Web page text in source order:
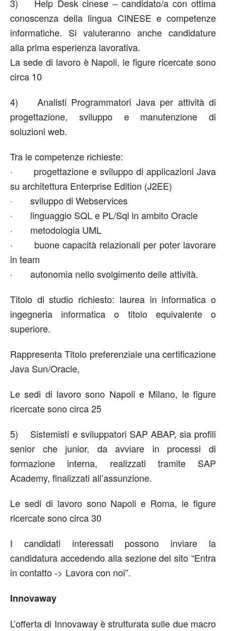
3) Help Desk cinese – candidato/a con ottima
conoscenza della lingua CINESE e competenze
informatiche. Si valuteranno anche candidature
alla prima esperienza lavorativa.
La sede di lavoro è Napoli, le figure ricercate sono
circa 10
4) Analisti Programmatori Java per attività di
progettazione, sviluppo e manutenzione di
soluzioni web.
Tra le competenze richieste:
· progettazione e sviluppo di applicazioni Java
su architettura Enterprise Edition (J2EE)
· sviluppo di Webservices
· linguaggio SQL e PL/Sql in ambito Oracle
· metodologia UML
· buone capacità relazionali per poter lavorare
in team
· autonomia nello svolgimento delle attività.
Titolo di studio richiesto: laurea in informatica o
ingegneria informatica o titolo equivalente o
superiore.
Rappresenta Titolo preferenziale una certificazione
Java Sun/Oracle,
Le sedi di lavoro sono Napoli e Milano, le figure
ricercate sono circa 25
5) Sistemisti e sviluppatori SAP ABAP, sia profili
senior che junior, da avviare in processi di
formazione interna, realizzati tramite SAP
Academy, finalizzati all’assunzione.
Le sedi di lavoro sono Napoli e Roma, le figure
ricercate sono circa 30
I candidati interessati possono inviare la
candidatura accedendo alla sezione del sito “Entra
in contatto -> Lavora con noi”.
Innovaway
L’offerta di Innovaway è strutturata sulle due macro